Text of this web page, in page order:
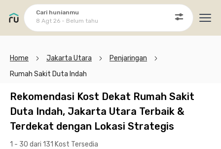
Cari hunianmu
8 Agt 26 - Belum tahu
Home Jakarta Utara
Penjaringan
Rumah Sakit Duta Indah
Rekomendasi Kost Dekat Rumah Sakit
Duta Indah, Jakarta Utara Terbaik &
Terdekat dengan Lokasi Strategis
1 - 30 dari 131 Kost Tersedia